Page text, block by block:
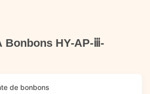
Bonbons HY-AP-ⅲ-
de bonbons